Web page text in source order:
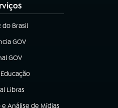
do Brasil
nova aba)
GOV
em nova aba)
GOV
em nova aba)
nova aba)
Libras
em nova aba)
Análise de Mídias